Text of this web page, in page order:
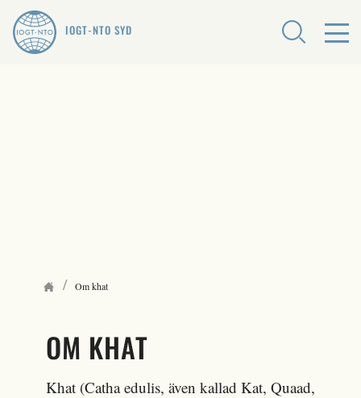
IOGT-NTO SYD
/ Om khat
OM KHAT
Khat (Catha edulis, även kallad Kat, Quaad,